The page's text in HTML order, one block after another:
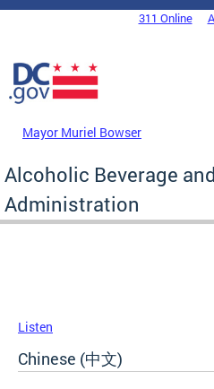
Skip to main content
DC Agency Top Menu311 Online
Mayor Muriel Bowser
Alcoholic Beverage
Administration
Listen
Chinese (中文)